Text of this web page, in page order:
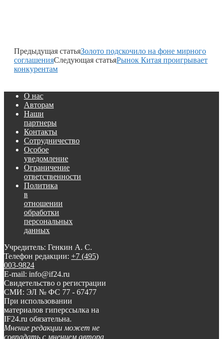
Предыдущая статьяЗолото подскочило на фоне мирного
соглашенияСледующая статьяРынок Китая проигрывает
конкурентам
О нас
Авторам
Наши
партнеры
Контакты
Сотрудничество
Особое
уведомление
Ограничение
ответственности
Политика
в
отношении
обработки
персональных
данных
Учредитель: Генкин А. С.
Телефон редакции: +7 (495)
003-9824
E-mail: info@if24.ru
Свидетельство о регистрации
СМИ: ЭЛ № ФС 77 - 67477
При использовании
материалов гиперссылка на
IF24.ru обязательна.
Мнение редакции может не
совпадать с мнением автора